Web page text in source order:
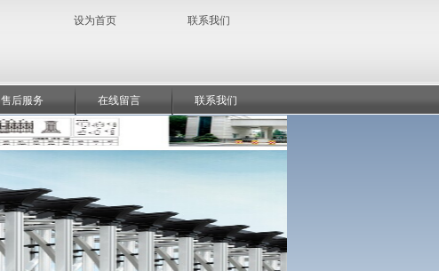
设为首页 联系我们
售后服务 在线留言 联系我们